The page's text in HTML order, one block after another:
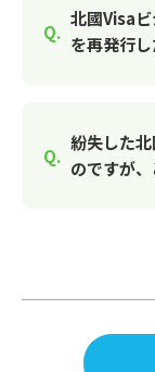
北國Visa
を再発行
紛失した
のですが